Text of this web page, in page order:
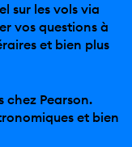
sur les vols via
vos questions à
et bien plus
chez Pearson.
et bien